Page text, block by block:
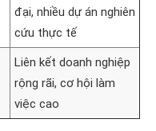
đại, nhiều dự án nghiên
cứu thực tế
Liên kết doanh nghiệp
rộng rãi, cơ hội làm
việc cao